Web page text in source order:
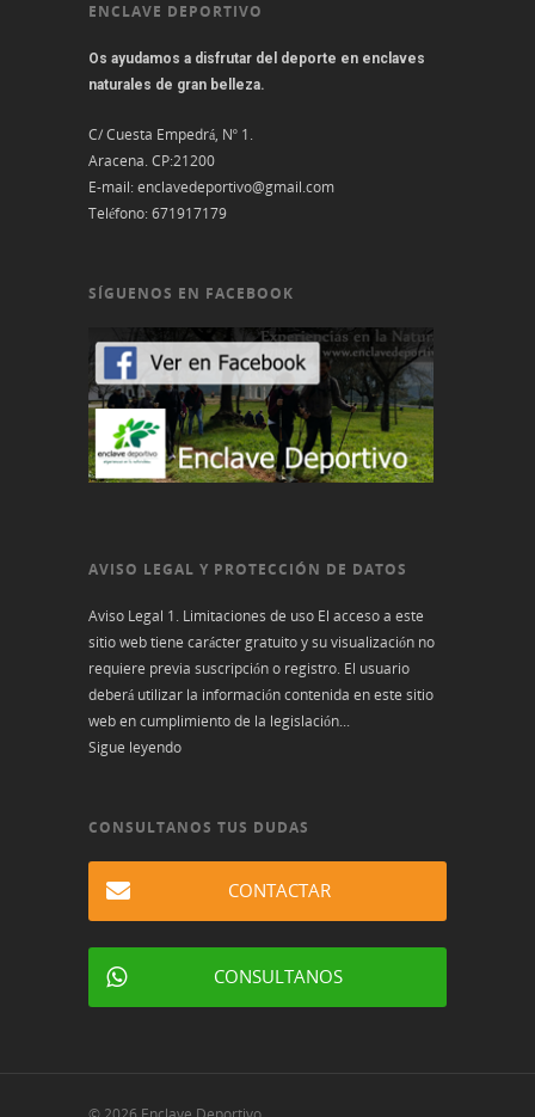
ENCLAVE DEPORTIVO
Os ayudamos a disfrutar del deporte en enclaves
naturales de gran belleza.
C/ Cuesta Empedrá, Nº 1.
Aracena. CP:21200
E-mail:enclavedeportivo@gmail.com
Teléfono:671917179
SÍGUENOS EN FACEBOOK
AVISO LEGAL Y PROTECCIÓN DE DATOS
Aviso Legal 1. Limitaciones de uso El acceso a este
sitio web tiene carácter gratuito y su visualización no
requiere previa suscripción o registro. El usuario
deberá utilizar la información contenida en este sitio
web en cumplimiento de la legislación...
Sigue leyendo
CONSULTANOS TUS DUDAS
CONTACTAR
CONSULTANOS